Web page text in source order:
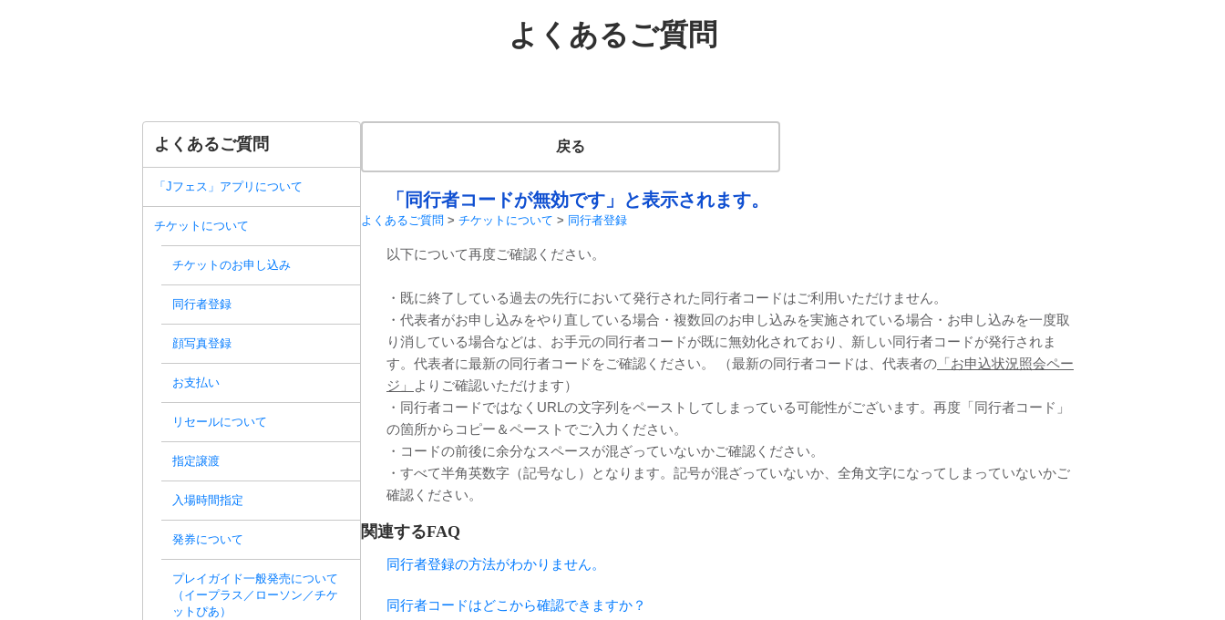
よくあるご質問
よくあるご質問
「Jフェス」アプリについて
チケットについて
チケットのお申し込み
同行者登録
顔写真登録
お支払い
リセールについて
指定譲渡
入場時間指定
発券について
プレイガイド一般発売について
（イープラス／ローソン／チケ
ットぴあ）
戻る
「同行者コードが無効です」と表示されます。
よくあるご質問 > チケットについて > 同行者登録
以下について再度ご確認ください。
・既に終了している過去の先行において発行された同行者コードはご利用いただけません。
・代表者がお申し込みをやり直している場合・複数回のお申し込みを実施されている場合・お申し込みを一度取
り消している場合などは、お手元の同行者コードが既に無効化されており、新しい同行者コードが発行されま
す。代表者に最新の同行者コードをご確認ください。 （最新の同行者コードは、代表者の 「お申込状況照会ペー
ジ」
よりご確認いただけます）
・同行者コードではなくURLの文字列をペーストしてしまっている可能性がございます。再度「同行者コード」
の箇所からコピー＆ペーストでご入力ください。
・コードの前後に余分なスペースが混ざっていないかご確認ください。
・すべて半角英数字（記号なし）となります。記号が混ざっていないか、全角文字になってしまっていないかご
確認ください。
関連するFAQ
同行者登録の方法がわかりません。
同行者コードはどこから確認できますか？